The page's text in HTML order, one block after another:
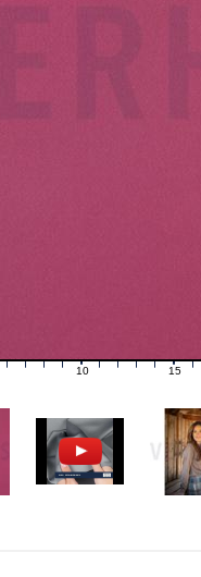
6 7 8 9 11 12 13 14 16